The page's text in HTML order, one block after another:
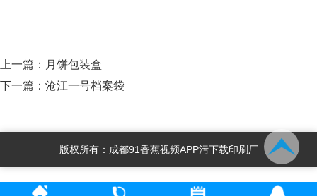
上一篇： 月饼包装盒
下一篇： 沧江一号档案袋
版权所有：成都91香蕉视频APP污下载印刷厂